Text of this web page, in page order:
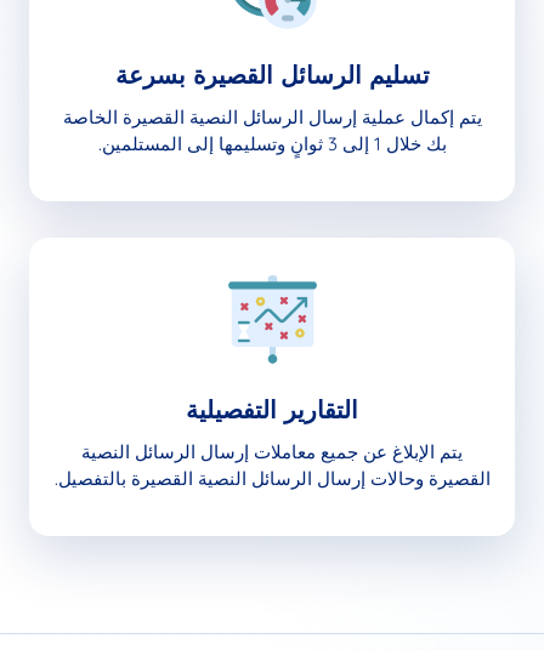
تسليم الرسائل القصيرة بسرعة
يتم إكمال عملية إرسال الرسائل النصية القصيرة الخاصة
بك خلال 1 إلى 3 ثوانٍ وتسليمها إلى المستلمين.
التقارير التفصيلية
يتم الإبلاغ عن جميع معاملات إرسال الرسائل النصية
القصيرة وحالات إرسال الرسائل النصية القصيرة بالتفصيل.